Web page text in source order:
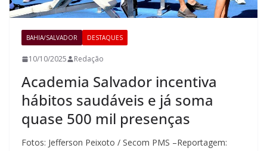
BAHIA/SALVADOR DESTAQUES
10/10/2025 Redação
Academia Salvador incentiva
hábitos saudáveis e já soma
quase 500 mil presenças
Fotos: Jefferson Peixoto / Secom PMS –Reportagem: